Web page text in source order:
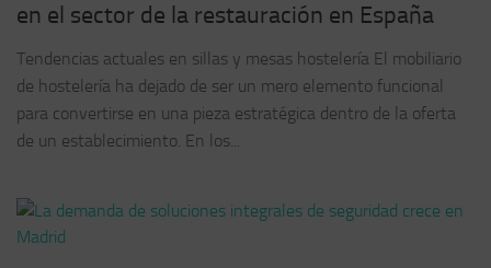
en el sector de la restauración en España
Tendencias actuales en sillas y mesas hostelería El mobiliario
de hostelería ha dejado de ser un mero elemento funcional
para convertirse en una pieza estratégica dentro de la oferta
de un establecimiento. En los...